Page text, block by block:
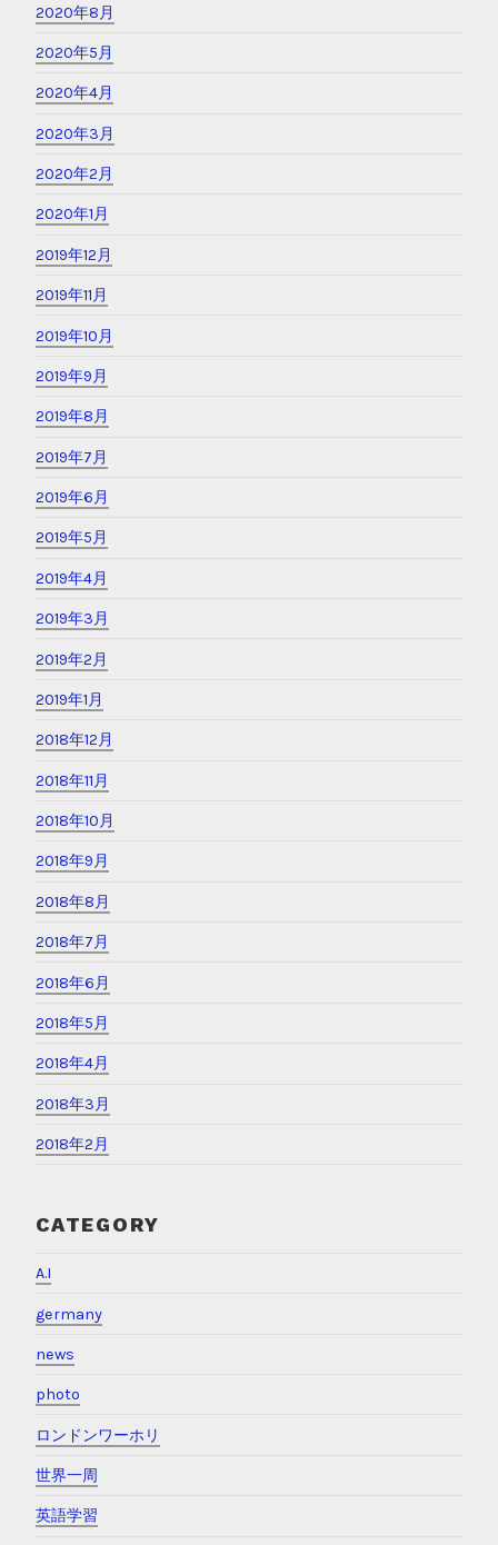
2020年8月
2020年5月
2020年4月
2020年3月
2020年2月
2020年1月
2019年12月
2019年11月
2019年10月
2019年9月
2019年8月
2019年7月
2019年6月
2019年5月
2019年4月
2019年3月
2019年2月
2019年1月
2018年12月
2018年11月
2018年10月
2018年9月
2018年8月
2018年7月
2018年6月
2018年5月
2018年4月
2018年3月
2018年2月
CATEGORY
A.I
germany
news
photo
ロンドンワーホリ
世界一周
英語学習